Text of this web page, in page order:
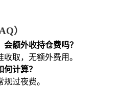
）
额外收持仓费吗？
取，无额外费用。
计算？
过夜费。